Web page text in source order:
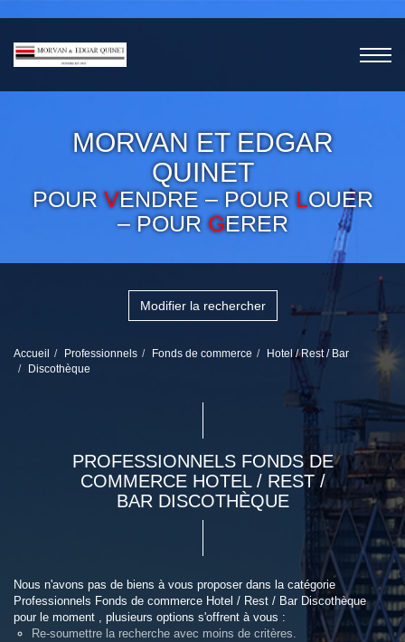
MORVAN ET EDGAR
QUINET
POURVENDRE – POUR LOUER
– POURGERER
Modifier la rechercher
Accueil Professionnels Fonds de commerce
Hotel / Rest / Bar
Discothèque
PROFESSIONNELS FONDS DE
COMMERCE HOTEL / REST /
BAR DISCOTHÈQUE
Nous n'avons pas de biens à vous proposer dans la catégorie
Professionnels Fonds de commerce Hotel / Rest / Bar Discothèque
pour le moment , plusieurs options s'offrent à vous :
Re-soumettre la recherche avec moins de critères.